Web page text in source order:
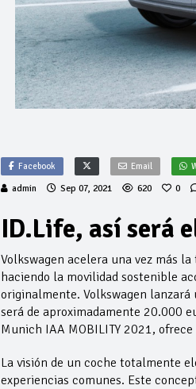
Facebook Email
admin Sep 07, 2021 620 0
ID.Life, así será
Volkswagen acelera una vez más
haciendo la movilidad sostenible
originalmente. Volkswagen lanzará
será de aproximadamente 20.000
Munich IAA MOBILITY 2021,
La visión de un coche totalmente
experiencias comunes. Este